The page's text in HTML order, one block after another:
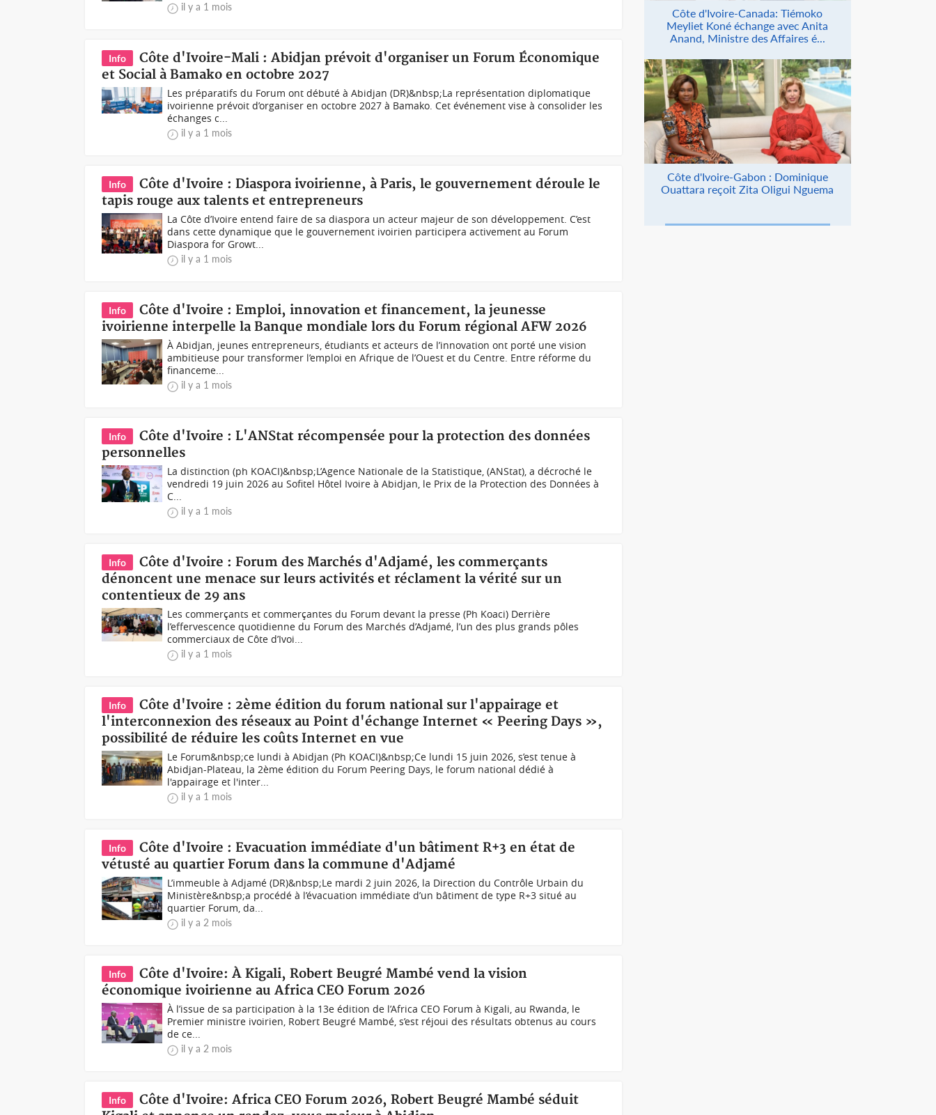
il y a 1 mois
Info
Côte d'Ivoire-Mali : Abidjan prévoit d'organiser un Forum Économique
et Social à Bamako en octobre 2027
Les préparatifs du Forum ont débuté à Abidjan (DR)&nbsp;La représentation diplomatique
ivoirienne prévoit d’organiser en octobre 2027 à Bamako. Cet événement vise à consolider les
échanges c...
il y a 1 mois
Info
Côte d'Ivoire : Diaspora ivoirienne, à Paris, le gouvernement déroule le
tapis rouge aux talents et entrepreneurs
La Côte d’Ivoire entend faire de sa diaspora un acteur majeur de son développement. C’est
dans cette dynamique que le gouvernement ivoirien participera activement au Forum
Diaspora for Growt...
il y a 1 mois
Info
Côte d'Ivoire : Emploi, innovation et financement, la jeunesse
ivoirienne interpelle la Banque mondiale lors du Forum régional AFW 2026
À Abidjan, jeunes entrepreneurs, étudiants et acteurs de l’innovation ont porté une vision
ambitieuse pour transformer l’emploi en Afrique de l’Ouest et du Centre. Entre réforme du
financeme...
il y a 1 mois
Info
Côte d'Ivoire : L'ANStat récompensée pour la protection des données
personnelles
La distinction (ph KOACI)&nbsp;L’Agence Nationale de la Statistique, (ANStat), a décroché le
vendredi 19 juin 2026 au Sofitel Hôtel Ivoire à Abidjan, le Prix de la Protection des Données à
C...
il y a 1 mois
Info
Côte d'Ivoire : Forum des Marchés d'Adjamé, les commerçants
dénoncent une menace sur leurs activités et réclament la vérité sur un
contentieux de 29 ans
Les commerçants et commerçantes du Forum devant la presse (Ph Koaci) Derrière
l’effervescence quotidienne du Forum des Marchés d’Adjamé, l’un des plus grands pôles
commerciaux de Côte d’Ivoi...
il y a 1 mois
Info
Côte d'Ivoire : 2ème édition du forum national sur l'appairage et
l'interconnexion des réseaux au Point d'échange Internet « Peering Days »,
possibilité de réduire les coûts Internet en vue
Le Forum&nbsp;ce lundi à Abidjan (Ph KOACI)&nbsp;Ce lundi 15 juin 2026, s’est tenue à
Abidjan-Plateau, la 2ème édition du Forum Peering Days, le forum national dédié à
l'appairage et l'inter...
il y a 1 mois
Info
Côte d'Ivoire : Evacuation immédiate d'un bâtiment R+3 en état de
vétusté au quartier Forum dans la commune d'Adjamé
L’immeuble à Adjamé (DR)&nbsp;Le mardi 2 juin 2026, la Direction du Contrôle Urbain du
Ministère&nbsp;a procédé à l’évacuation immédiate d’un bâtiment de type R+3 situé au
quartier Forum, da...
il y a 2 mois
Info
Côte d'Ivoire: À Kigali, Robert Beugré Mambé vend la vision
économique ivoirienne au Africa CEO Forum 2026
À l’issue de sa participation à la 13e édition de l’Africa CEO Forum à Kigali, au Rwanda, le
Premier ministre ivoirien, Robert Beugré Mambé, s’est réjoui des résultats obtenus au cours
de ce...
il y a 2 mois
Info
Côte d'Ivoire: Africa CEO Forum 2026, Robert Beugré Mambé séduit
Côte d'Ivoire-Canada: Tiémoko
Meyliet Koné échange avec Anita
Anand, Ministre des Affaires é...
Côte d'Ivoire-Gabon : Dominique
Ouattara reçoit Zita Oligui Nguema